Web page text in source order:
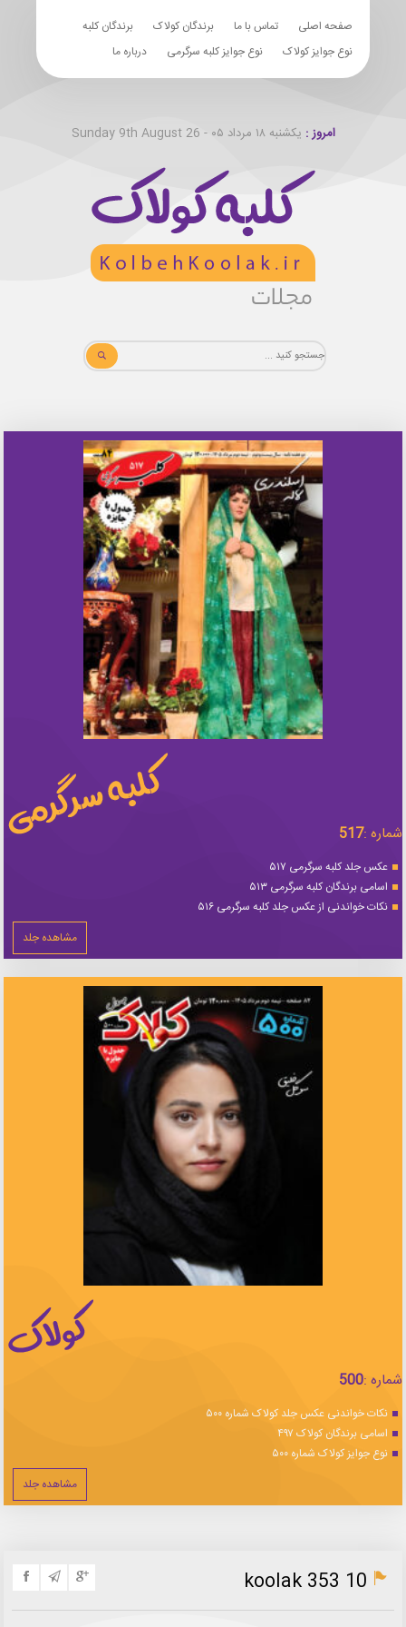
صفحه اصلی تماس با ما برندگان کولاک
برندگان کلبه
نوع جوایز کولاک
نوع جوایز کلبه سرگرمی درباره ما
امروز : یکشنبه ۱۸ مرداد ۰۵ - Sunday 9th August 26
شماره :517
عکس جلد کلبه سرگرمی ۵۱۷
اسامی برندگان کلبه سرگرمی ۵۱۳
نکات خواندنی از عکس جلد کلبه سرگرمی ۵۱۶
مشاهده جلد
شماره :500
نکات خواندنی عکس جلد کولاک شماره ۵۰۰
اسامی برندگان کولاک ۴۹۷
نوع جوایز کولاک شماره ۵۰۰
مشاهده جلد
koolak 353 10